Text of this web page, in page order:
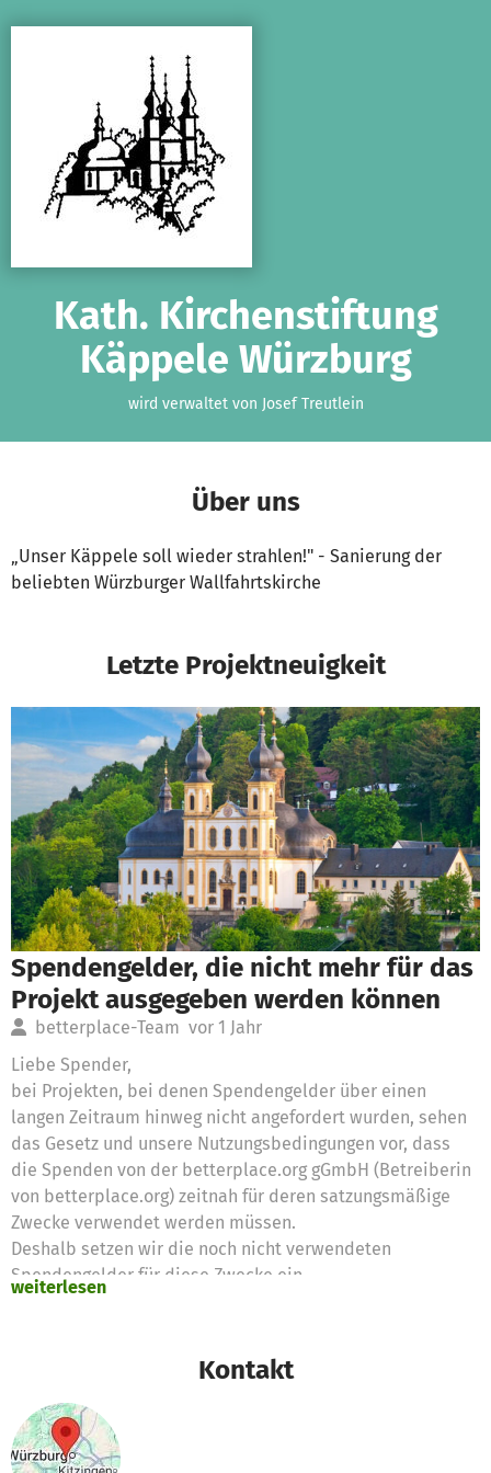
Kath. Kirchenstiftung
Käppele Würzburg
wird verwaltet von Josef Treutlein
Über uns
„Unser Käppele soll wieder strahlen!" - Sanierung der
beliebten Würzburger Wallfahrtskirche
Letzte Projektneuigkeit
Spendengelder, die nicht mehr für das
Projekt ausgegeben werden können
betterplace-Team vor 1 Jahr
Liebe Spender,
bei Projekten, bei denen Spendengelder über einen
langen Zeitraum hinweg nicht angefordert wurden, sehen
das Gesetz und unsere Nutzungsbedingungen vor, dass
die Spenden von der betterplace.org gGmbH (Betreiberin
von betterplace.org) zeitnah für deren satzungsmäßige
Zwecke verwendet werden müssen.
Deshalb setzen wir die noch nicht verwendeten
Spendengelder für diese Zwecke ein
weiterlesen
Kontakt